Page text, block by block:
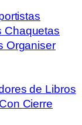
Chaquetas
Organiser
de Libros
Cierre